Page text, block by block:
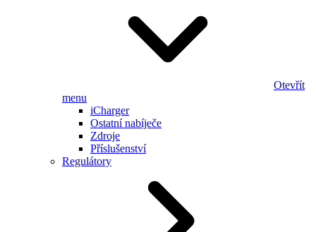
Otevřít
menu
iCharger
Ostatní nabíječe
Zdroje
Příslušenství
Regulátory